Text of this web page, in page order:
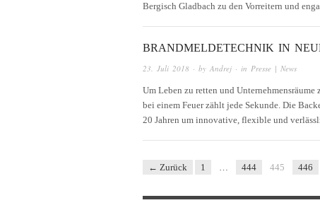
Bergisch Gladbach zu den Vorreitern und
BRANDMELDETECHNIK IN
23. Juli 2018 · by Andrej · in Presse | News
Um Leben zu retten und
bei einem Feuer zählt jede Sekunde. Die
20 Jahren um innovative, flexible und
← Zurück 1 444 445 446